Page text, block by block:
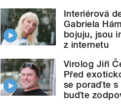
Interiérová
Gabriela
bojuju, jsou
z internetu
Virolog Jiří
Před
se poraďte s
buďte